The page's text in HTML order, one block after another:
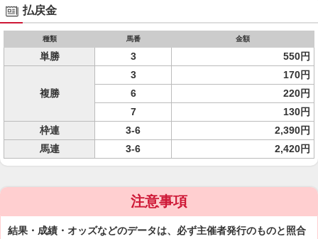
払戻金
種類 馬番 金額
単勝 3 550円
複勝
3
170円
6
220円
7
130円
枠連
3-6
2,390円
馬連
3-6 2,420円
注意事項
結果・成績・オッズなどのデータは、必ず主催者発行のものと照合